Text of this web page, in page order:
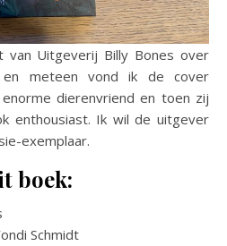
en meteen vond ik de cover
dierenvriend en toen zij
enthousiast. Ik wil de uitgever
exemplaar.
boek:
Schmidt